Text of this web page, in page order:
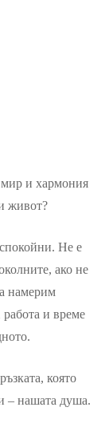
мир и хармония
живот?
Не е
ако не
намерим
и време
която
– нашата душа.